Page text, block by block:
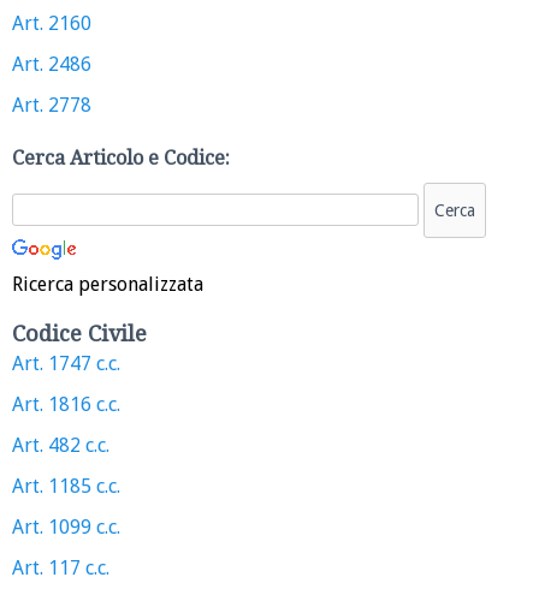
Art. 2160
Art. 2486
Art. 2778
Cerca Articolo e Codice:
Ricerca personalizzata
Codice Civile
Art. 1747 c.c.
Art. 1816 c.c.
Art. 482 c.c.
Art. 1185 c.c.
Art. 1099 c.c.
Art. 117 c.c.